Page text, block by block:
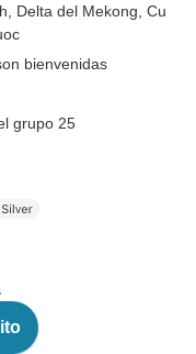
, Delta del Mekong , Cu
bienvenidas
grupo 25